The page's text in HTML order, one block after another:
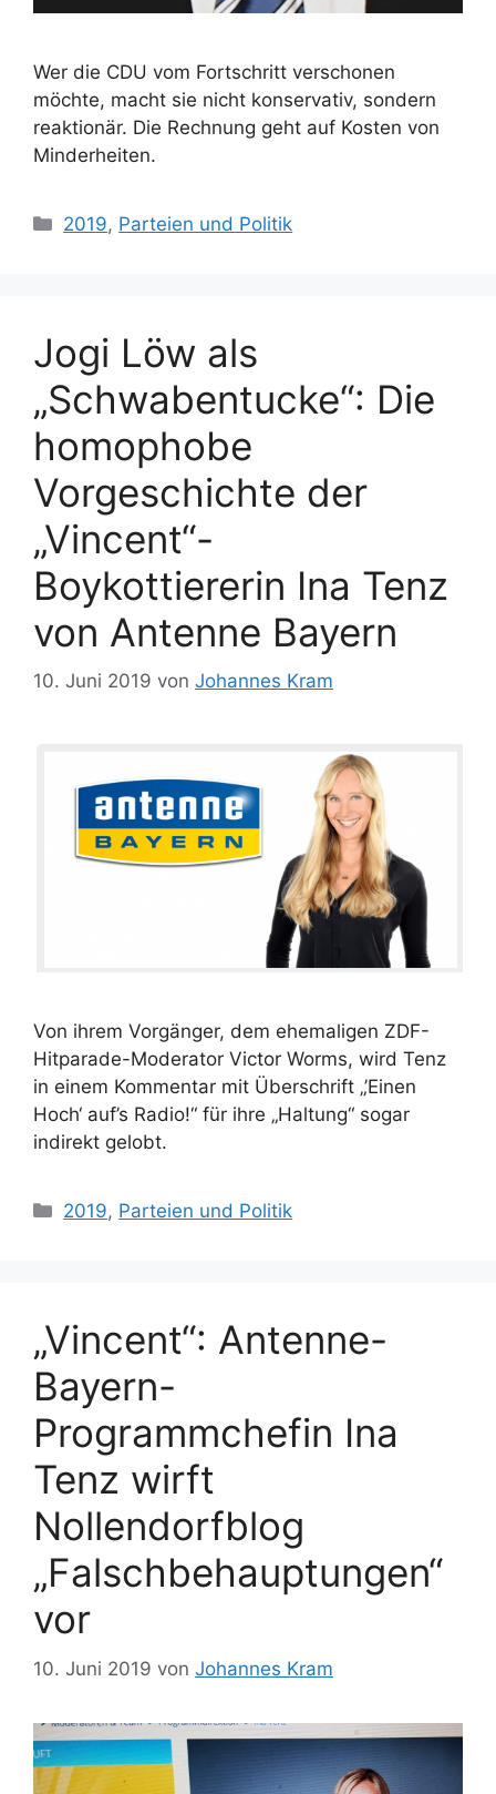
Wer die CDU vom Fortschritt verschonen
möchte, macht sie nicht konservativ, sondern
reaktionär. Die Rechnung geht auf Kosten von
Minderheiten.
Kategorien
2019, Parteien und Politik
Jogi Löw als
„Schwabentucke“: Die
homophobe
Vorgeschichte der
„Vincent“-
Boykottiererin Ina Tenz
von Antenne Bayern
10. Juni 2019 von Johannes Kram
Von ihrem Vorgänger, dem ehemaligen ZDF-
Hitparade-Moderator Victor Worms, wird Tenz
in einem Kommentar mit Überschrift „’Einen
Hoch‘ auf’s Radio!“ für ihre „Haltung“ sogar
indirekt gelobt.
Kategorien
2019, Parteien und Politik
„Vincent“: Antenne-
Bayern-
Programmchefin Ina
Tenz wirft
Nollendorfblog
„Falschbehauptungen“
vor
10. Juni 2019 von Johannes Kram